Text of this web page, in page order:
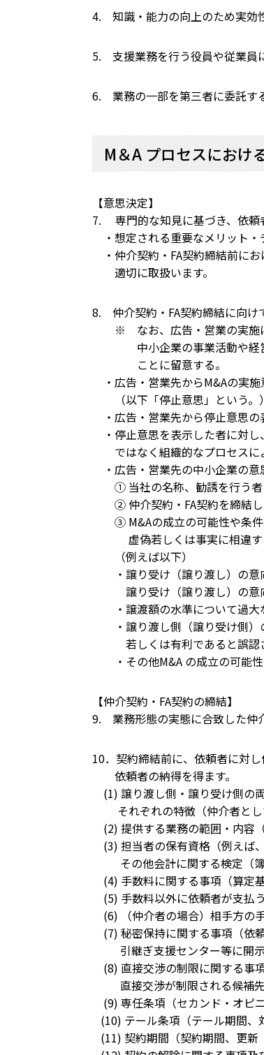
4. 知識・能力の向上のため実効
5. 支援業務を行う役員や従業員
6. 業務の一部を第三者に委託す
M＆A プロセスにおけ
【意思決定】
7. 専門的な知見に基づき、依頼
・想定される重要なメリット・
・仲介契約・FA契約締結前に
適切に取扱います。
8. 仲介契約・FA契約締結に向け
※ なお、広告・営業の実施に
中小企業の事業活動や経営者
ことに留意する。
・広告・営業先からM&Aの実
（以下「停止意思」という。
・広告・営業先から停止意思の
・停止意思を表示した者に対し
ではなく組織的なプロセスに
・広告・営業先の中小企業の意
① 当社の名称、勧誘を行う者
② 仲介契約・FA契約を締結し
③ M&Aの成立の可能性や条件
虚偽若しくは事実に相違す
（例えば以下）
・譲り受け（譲り渡し）の意
譲り受け（譲り渡し）の意向
・譲渡額の水準について過大
・譲り渡し側（譲り受け側）
若しくは有利であると誤認
・その他M&A の成立の可能性
【仲介契約・FA契約の締結】
9. 業務形態の実態に合致した仲
10．契約締結前に、依頼者に対
依頼者の納得を得ます。
(1) 譲り渡し側・譲り受け側の
それぞれの特徴（仲介者とし
(2) 提供する業務の範囲・内容
(3) 担当者の保有資格（例えば
その他会計に関する検定（簿
(4) 手数料に関する事項（算定
(5) 手数料以外に依頼者が支払
(6) （仲介者の場合）相手方の
(7) 秘密保持に関する事項（依
引継ぎ支援センター等に開示
(8) 直接交渉の制限に関する事
直接交渉が制限される候補先
(9) 専任条項（セカンド・オピ
(10) テール条項（テール期間、
(11) 契約期間（契約期間、更新